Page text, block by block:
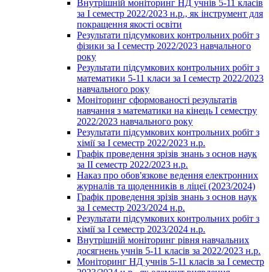
Внутрішній моніторинг НД учнів 5-11 класів
за І семестр 2022/2023 н.р., як інструмент для
покращення якості освіти
Результати підсумкових контрольних робіт з
фізики за І семестр 2022/2023 навчального
року
Результати підсумкових контрольних робіт з
математики 5-11 класи за І семестр 2022/2023
навчального року
Моніторинг сформованості результатів
навчання з математики на кінець І семестру
2022/2023 навчального року
Результати підсумкових контрольних робіт з
хімії за І семестр 2022/2023 н.р.
Графік проведення зрізів знань з основ наук
за ІІ семестр 2022/2023 н.р.
Наказ про обов'язкове ведення електронних
журналів та щоденників в ліцеї (2023/2024)
Графік проведення зрізів знань з основ наук
за І семестр 2023/2024 н.р.
Результати підсумкових контрольних робіт з
хімії за І семестр 2023/2024 н.р.
Внутрішній моніторинг рівня навчальних
досягнень учнів 5-11 класів за 2022/2023 н.р.
Моніторинг НД учнів 5-11 класів за І семестр